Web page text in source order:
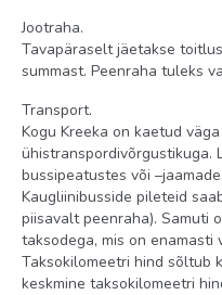
Jootraha.
Tavapäraselt jäetakse
summast. Peenraha tuleks
Transport.
Kogu Kreeka on kaetud
ühistranspordivõrgustikuga.
bussipeatustes või
Kaugliinibusside pileteid
piisavalt peenraha). Samuti
taksodega, mis on
Taksokilomeetri hind sõltub
keskmine taksokilomeetri